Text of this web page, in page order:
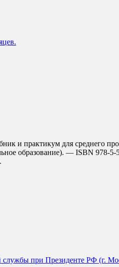
и практикум для среднего
образование). — ISBN 978-
службы при Президенте РФ (г.